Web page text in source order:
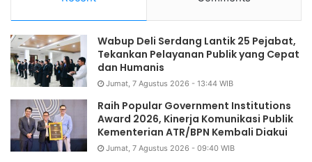
Wabup Deli Serdang Lantik 25 Pejabat,
Tekankan Pelayanan Publik yang Cepat
dan Humanis
Jumat, 7 Agustus 2026 - 13:44 WIB
Raih Popular Government Institutions
Award 2026, Kinerja Komunikasi Publik
Kementerian ATR/BPN Kembali Diakui
Jumat, 7 Agustus 2026 - 09:40 WIB